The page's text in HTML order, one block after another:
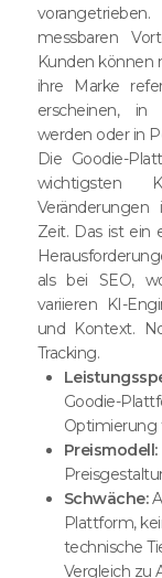
messbaren
Kunden können
ihre Marke
erscheinen, in
werden oder in
Die Goodie-
wichtigsten
Zeit. Das ist ein
als bei SEO,
variieren KI-
und Kontext.
Tracking.
Goodie-
Optimierung
Preismodell:
Schwäche:
Plattform,
technische
Vergleich zu